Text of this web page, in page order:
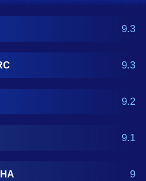
了客车十大品牌排
国中车/CRRC、雷
马哈/YAMAHA、宇
/TAKARATOMY、
在查找客车什么牌
榜单可供您作为选
实的用户数据推荐
选得放心。(榜单每
9.3
9.3
9.2
9.1
9